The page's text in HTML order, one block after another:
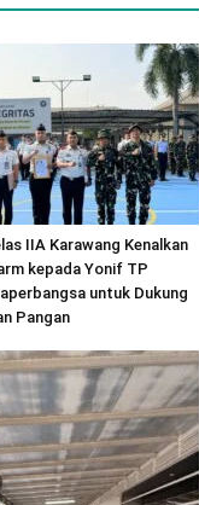
IIA Karawang Kenalkan
kepada Yonif TP
untuk Dukung
Pangan